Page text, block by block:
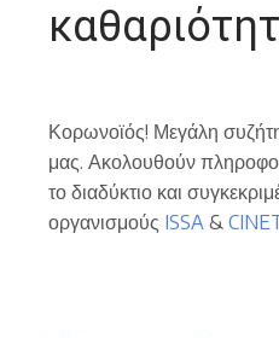
Κορωνοϊός! Μεγάλη
μας. Ακολουθούν
το διαδύκτιο και
οργανισμούς ISSA &